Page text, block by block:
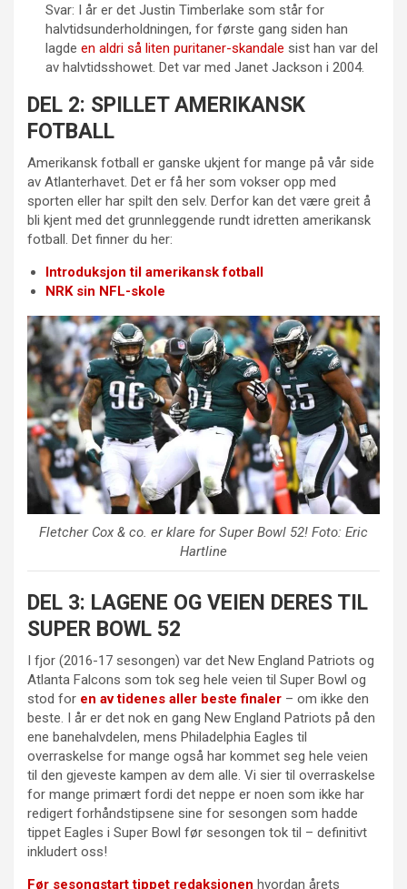
Svar: I år er det Justin Timberlake som står for
halvtidsunderholdningen, for første gang siden han
lagde en aldri så liten puritaner-skandale sist han var del
av halvtidsshowet. Det var med Janet Jackson i 2004.
DEL 2: SPILLET AMERIKANSK
FOTBALL
Amerikansk fotball er ganske ukjent for mange på vår side
av Atlanterhavet. Det er få her som vokser opp med
sporten eller har spilt den selv. Derfor kan det være greit å
bli kjent med det grunnleggende rundt idretten amerikansk
fotball. Det finner du her:
Introduksjon til amerikansk fotball
NRK sin NFL-skole
Fletcher Cox & co. er klare for Super Bowl 52! Foto: Eric
Hartline
DEL 3: LAGENE OG VEIEN DERES TIL
SUPER BOWL 52
I fjor (2016-17 sesongen) var det New England Patriots og
Atlanta Falcons som tok seg hele veien til Super Bowl og
stod for en av tidenes aller beste finaler – om ikke den
beste. I år er det nok en gang New England Patriots på den
ene banehalvdelen, mens Philadelphia Eagles til
overraskelse for mange også har kommet seg hele veien
til den gjeveste kampen av dem alle. Vi sier til overraskelse
for mange primært fordi det neppe er noen som ikke har
redigert forhåndstipsene sine for sesongen som hadde
tippet Eagles i Super Bowl før sesongen tok til – definitivt
inkludert oss!
Før sesongstart tippet redaksjonen hvordan årets